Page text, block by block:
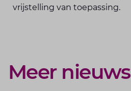
vrijstelling van toepassing.
Meer nieuws